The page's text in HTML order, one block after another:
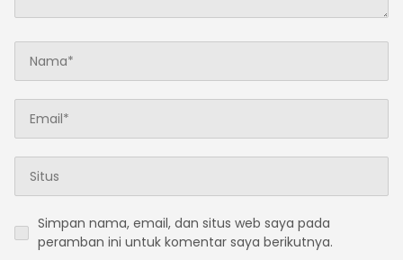
Simpan nama, email, dan situs web saya pada
peramban ini untuk komentar saya berikutnya.